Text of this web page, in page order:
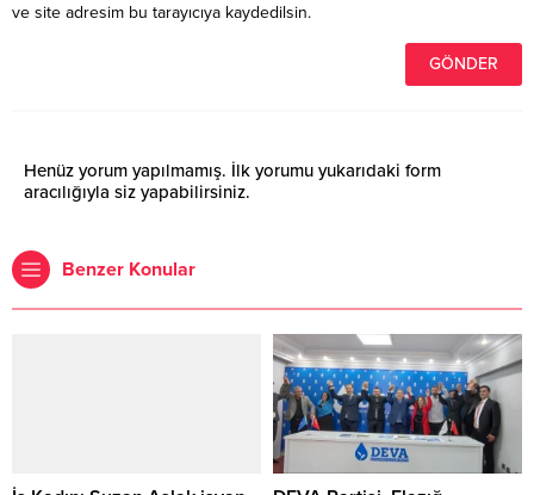
ve site adresim bu tarayıcıya kaydedilsin.
Henüz yorum yapılmamış. İlk yorumu yukarıdaki form
aracılığıyla siz yapabilirsiniz.
Benzer Konular